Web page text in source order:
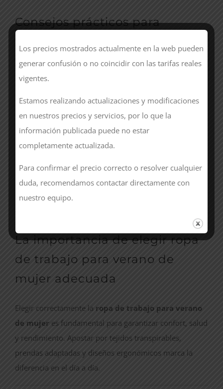
Consejos prácticos para
temperaturas
Usa colores claros para reflejar el calor
Lleva siempre una prenda de recambio
Hidrátate constantemente
Prioriza ropa certificada para uso laboral
https://www.insst.es
La importancia de elegir ropa
de trabajo para verano de
mujer adecuada
Elegir correctamente la ropa de trabajo para verano
de mujer es fundamental para garantizar confort, salud
y rendimiento. Apostar por tejidos transpirables,
prendas adaptadas y diseños ergonómicos marca la
diferencia en el día a día.
Los precios mostrados actualmente en la web pueden
generar confusión o no coincidir con las tarifas reales
vigentes.
Estamos realizando actualizaciones y modificaciones
en nuestros precios y servicios, por lo que la
información publicada puede no estar
completamente actualizada.
Para confirmar el precio correcto o resolver cualquier
duda, recomendamos contactar directamente con
nuestro equipo.